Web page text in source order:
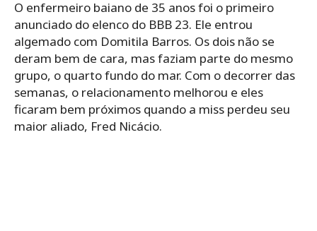
O enfermeiro baiano de 35 anos foi o primeiro
anunciado do elenco do BBB 23. Ele entrou
algemado com Domitila Barros. Os dois não se
deram bem de cara, mas faziam parte do mesmo
grupo, o quarto fundo do mar. Com o decorrer das
semanas, o relacionamento melhorou e eles
ficaram bem próximos quando a miss perdeu seu
maior aliado, Fred Nicácio.